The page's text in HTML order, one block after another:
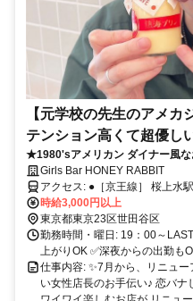
【元学校の先生のアメカ
テンション高くて超優し
店長!! / スナック感覚でマ
★1980'sアメリカン ダイナー風
手ぶら出勤OK！自由シフト！全
だけ高い神バイト笑【未経験大歓
Girls Bar HONEY RABBIT
アクセス: ●［京王線］ 桜上水駅から徒歩1分 ●［京王線］ 上北沢駅か
ら徒歩8分 ●［京王線/世田谷線
時給3,000円以上
東京都東京23区世田谷区
勤務時間・曜日: 19：00～
上がりOK ✅深夜からの出勤も
仕事内容: ✨7月から、リニュ
い女性店長のお手伝い♪ 恋バ